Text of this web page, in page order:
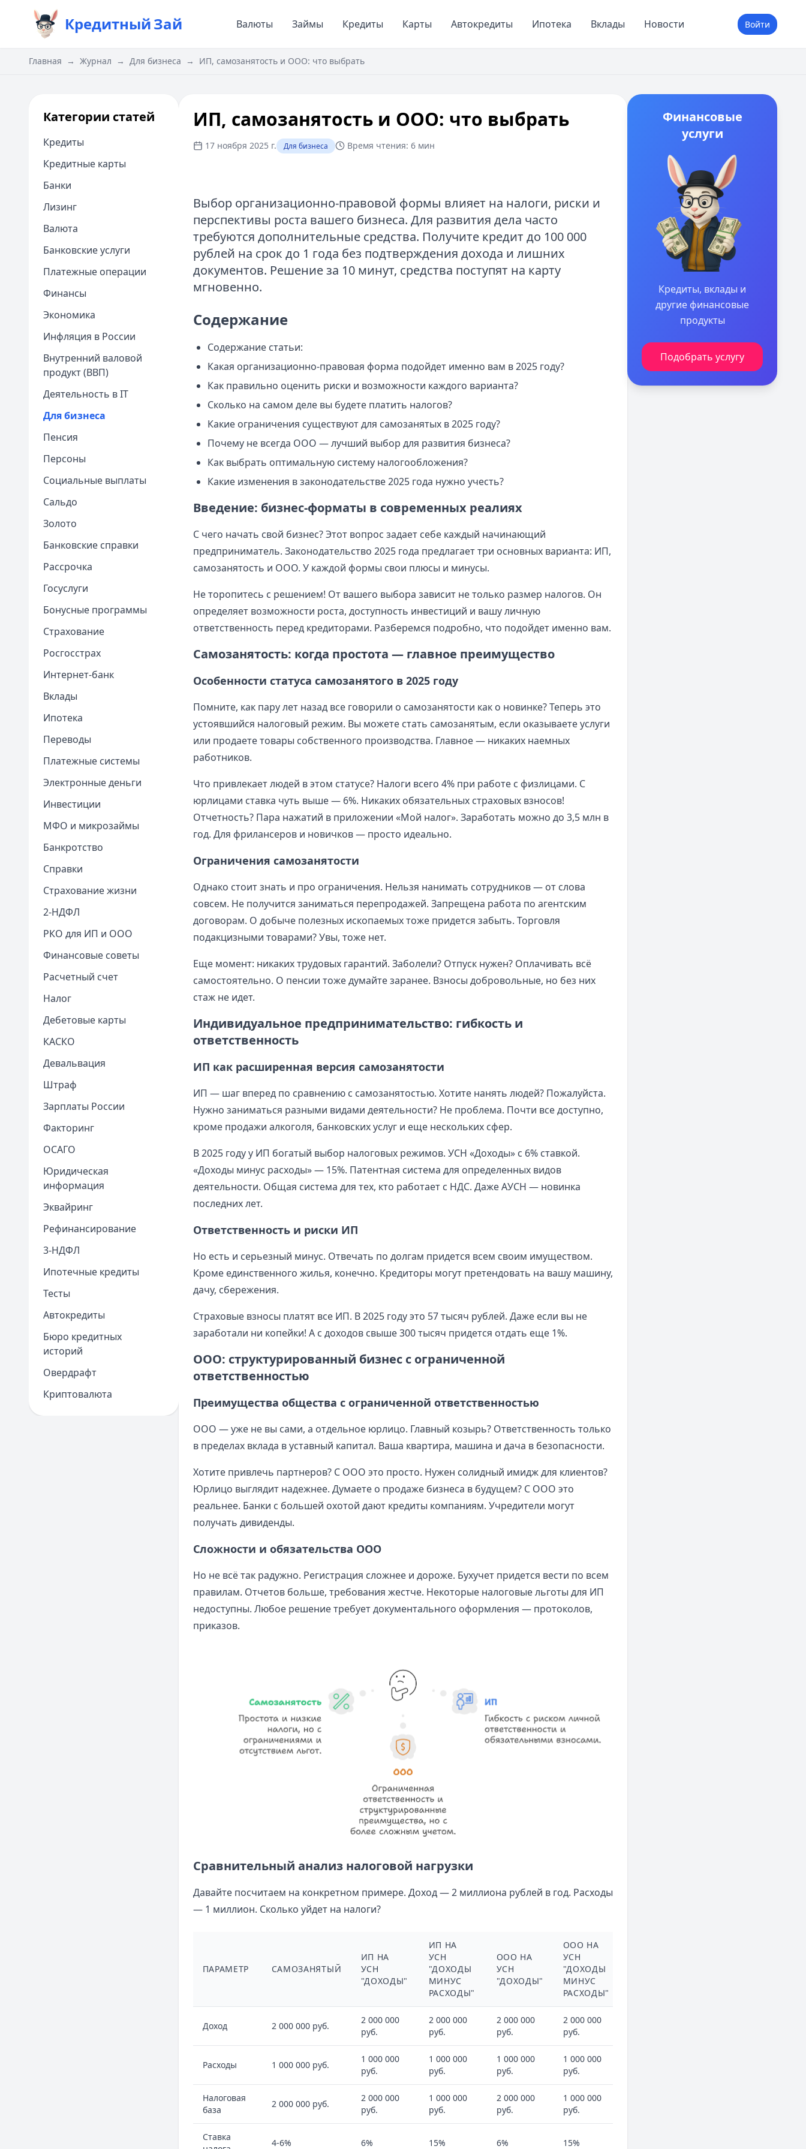
КредитныйЗай Валюты Займы Кредиты Карты Автокредиты Ипотека Вклады Новости Войти
Главная → Журнал → Для бизнеса → ИП, самозанятость и ООО: что выбрать
Категории статей
Кредиты
Кредитные карты
Банки
Лизинг
Валюта
Банковские услуги
Платежные операции
Финансы
Экономика
Инфляция в России
Внутренний валовой
продукт (ВВП)
Деятельность в IT
Для бизнеса
Пенсия
Персоны
Социальные выплаты
Сальдо
Золото
Банковские справки
Рассрочка
Госуслуги
Бонусные программы
Страхование
Росгосстрах
Интернет-банк
Вклады
Ипотека
Переводы
Платежные системы
Электронные деньги
Инвестиции
МФО и микрозаймы
Банкротство
Справки
Страхование жизни
2-НДФЛ
РКО для ИП и ООО
Финансовые советы
Расчетный счет
Налог
Дебетовые карты
КАСКО
Девальвация
Штраф
Зарплаты России
Факторинг
ОСАГО
Юридическая
информация
Эквайринг
Рефинансирование
3-НДФЛ
Ипотечные кредиты
Тесты
Автокредиты
Бюро кредитных
историй
Овердрафт
Криптовалюта
ИП, самозанятость и ООО: что выбрать
17 ноября 2025 г. Для бизнеса Время чтения: 6 мин
Выбор организационно-правовой формы влияет на налоги, риски и
перспективы роста вашего бизнеса. Для развития дела часто
требуются дополнительные средства. Получите кредит до 100 000
рублей на срок до 1 года без подтверждения дохода и лишних
документов. Решение за 10 минут, средства поступят на карту
мгновенно.
Содержание
Содержание статьи:
Какая организационно-правовая форма подойдет именно вам в 2025 году?
Как правильно оценить риски и возможности каждого варианта?
Сколько на самом деле вы будете платить налогов?
Какие ограничения существуют для самозанятых в 2025 году?
Почему не всегда ООО — лучший выбор для развития бизнеса?
Как выбрать оптимальную систему налогообложения?
Какие изменения в законодательстве 2025 года нужно учесть?
Введение: бизнес-форматы в современных реалиях
С чего начать свой бизнес? Этот вопрос задает себе каждый начинающий
предприниматель. Законодательство 2025 года предлагает три основных варианта: ИП,
самозанятость и ООО. У каждой формы свои плюсы и минусы.
Не торопитесь с решением! От вашего выбора зависит не только размер налогов. Он
определяет возможности роста, доступность инвестиций и вашу личную
ответственность перед кредиторами. Разберемся подробно, что подойдет именно вам.
Самозанятость: когда простота — главное преимущество
Особенности статуса самозанятого в 2025 году
Помните, как пару лет назад все говорили о самозанятости как о новинке? Теперь это
устоявшийся налоговый режим. Вы можете стать самозанятым, если оказываете услуги
или продаете товары собственного производства. Главное — никаких наемных
работников.
Что привлекает людей в этом статусе? Налоги всего 4% при работе с физлицами. С
юрлицами ставка чуть выше — 6%. Никаких обязательных страховых взносов!
Отчетность? Пара нажатий в приложении «Мой налог». Заработать можно до 3,5 млн в
год. Для фрилансеров и новичков — просто идеально.
Ограничения самозанятости
Однако стоит знать и про ограничения. Нельзя нанимать сотрудников — от слова
совсем. Не получится заниматься перепродажей. Запрещена работа по агентским
договорам. О добыче полезных ископаемых тоже придется забыть. Торговля
подакцизными товарами? Увы, тоже нет.
Еще момент: никаких трудовых гарантий. Заболели? Отпуск нужен? Оплачивать всё
самостоятельно. О пенсии тоже думайте заранее. Взносы добровольные, но без них
стаж не идет.
Индивидуальное предпринимательство: гибкость и
ответственность
ИП как расширенная версия самозанятости
ИП — шаг вперед по сравнению с самозанятостью. Хотите нанять людей? Пожалуйста.
Нужно заниматься разными видами деятельности? Не проблема. Почти все доступно,
кроме продажи алкоголя, банковских услуг и еще нескольких сфер.
В 2025 году у ИП богатый выбор налоговых режимов. УСН «Доходы» с 6% ставкой.
«Доходы минус расходы» — 15%. Патентная система для определенных видов
деятельности. Общая система для тех, кто работает с НДС. Даже АУСН — новинка
последних лет.
Ответственность и риски ИП
Но есть и серьезный минус. Отвечать по долгам придется всем своим имуществом.
Кроме единственного жилья, конечно. Кредиторы могут претендовать на вашу машину,
дачу, сбережения.
Страховые взносы платят все ИП. В 2025 году это 57 тысяч рублей. Даже если вы не
заработали ни копейки! А с доходов свыше 300 тысяч придется отдать еще 1%.
ООО: структурированный бизнес с ограниченной
ответственностью
Преимущества общества с ограниченной ответственностью
ООО — уже не вы сами, а отдельное юрлицо. Главный козырь? Ответственность только
в пределах вклада в уставный капитал. Ваша квартира, машина и дача в безопасности.
Хотите привлечь партнеров? С ООО это просто. Нужен солидный имидж для клиентов?
Юрлицо выглядит надежнее. Думаете о продаже бизнеса в будущем? С ООО это
реальнее. Банки с большей охотой дают кредиты компаниям. Учредители могут
получать дивиденды.
Сложности и обязательства ООО
Но не всё так радужно. Регистрация сложнее и дороже. Бухучет придется вести по всем
правилам. Отчетов больше, требования жестче. Некоторые налоговые льготы для ИП
недоступны. Любое решение требует документального оформления — протоколов,
приказов.
Сравнительный анализ налоговой нагрузки
Давайте посчитаем на конкретном примере. Доход — 2 миллиона рублей в год. Расходы
— 1 миллион. Сколько уйдет на налоги?
ПАРАМЕТР САМОЗАНЯТЫЙ
ИП НА
УСН
"ДОХОДЫ"
ИП НА
УСН
"ДОХОДЫ
МИНУС
РАСХОДЫ"
ООО НА
УСН
"ДОХОДЫ"
ООО НА
УСН
"ДОХОДЫ
МИНУС
РАСХОДЫ"
Доход 2 000 000 руб.
2 000 000
руб.
2 000 000
руб.
2 000 000
руб.
2 000 000
руб.
Расходы 1 000 000 руб.
1 000 000
руб.
1 000 000
руб.
1 000 000
руб.
1 000 000
руб.
Налоговая
база
2 000 000 руб.
2 000 000
руб.
1 000 000
руб.
2 000 000
руб.
1 000 000
руб.
Ставка
4-6% 6% 15% 6% 15%
Финансовые
услуги
Кредиты, вклады и
другие финансовые
продукты
Подобрать услугу